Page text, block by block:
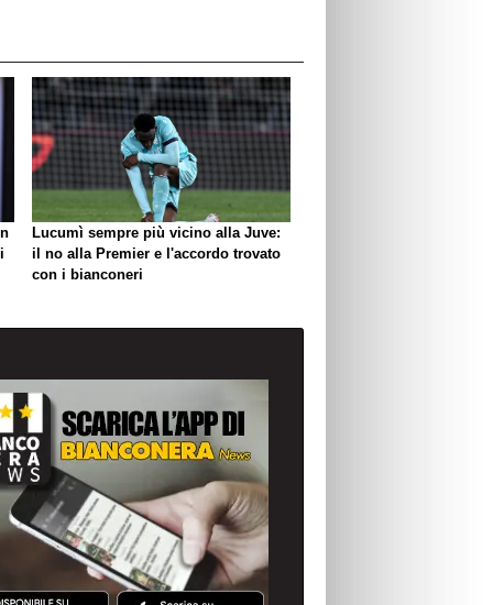
Lucumì sempre più vicino alla Juve:
il no alla Premier e l'accordo trovato
con i bianconeri